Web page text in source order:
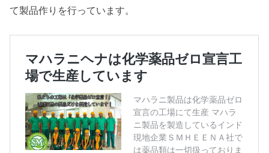
て製品作りを行っています。